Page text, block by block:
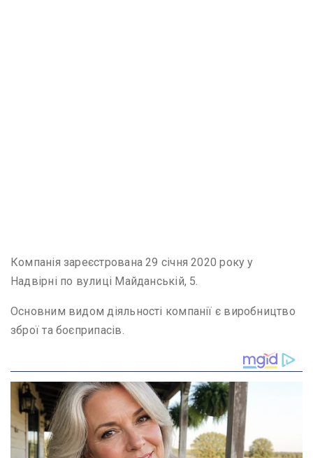
Компанія зареєстрована 29 січня 2020 року у
Надвірні по вулиці Майданській, 5.
Основним видом діяльності компанії є виробництво
зброї та боєприпасів.